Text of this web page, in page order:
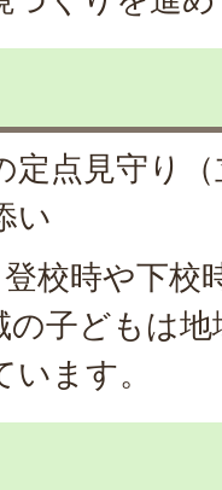
定点見守り
い
校時や下校
の子どもは
ます。